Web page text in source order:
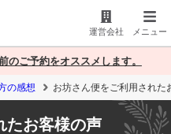
運営会社 メニュー
のご予約をオススメします。
の感想 お坊さん便をご利用された
たお客様の声